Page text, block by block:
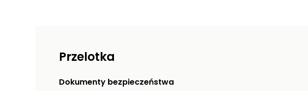
Przelotka
Dokumenty bezpieczeństwa